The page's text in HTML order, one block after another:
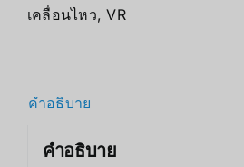
เคลื่อนไหว,VR
คำอธิบาย
คำอธิบาย